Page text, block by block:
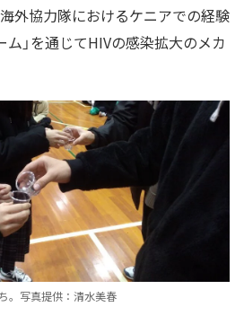
外協力隊におけるケニアでの経験
ム」を通じてHIVの感染拡大のメカ
。写真提供：清水美春